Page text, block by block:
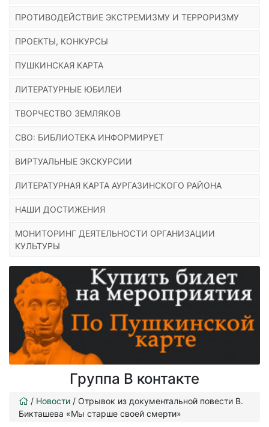
ПРОТИВОДЕЙСТВИЕ ЭКСТРЕМИЗМУ И ТЕРРОРИЗМУ
ПРОЕКТЫ, КОНКУРСЫ
ПУШКИНСКАЯ КАРТА
ЛИТЕРАТУРНЫЕ ЮБИЛЕИ
ТВОРЧЕСТВО ЗЕМЛЯКОВ
СВО: БИБЛИОТЕКА ИНФОРМИРУЕТ
ВИРТУАЛЬНЫЕ ЭКСКУРСИИ
ЛИТЕРАТУРНАЯ КАРТА АУРГАЗИНСКОГО РАЙОНА
НАШИ ДОСТИЖЕНИЯ
МОНИТОРИНГ ДЕЯТЕЛЬНОСТИ ОРГАНИЗАЦИИ
КУЛЬТУРЫ
Группа В контакте
/ Новости / Отрывок из документальной повести В.
Бикташева «Мы старше своей смерти»